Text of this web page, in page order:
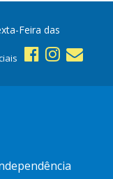
Feira das